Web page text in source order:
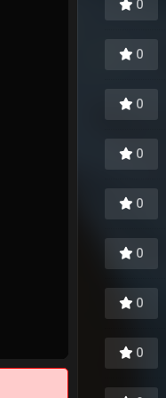
0
0
0
0
0
0
0
0